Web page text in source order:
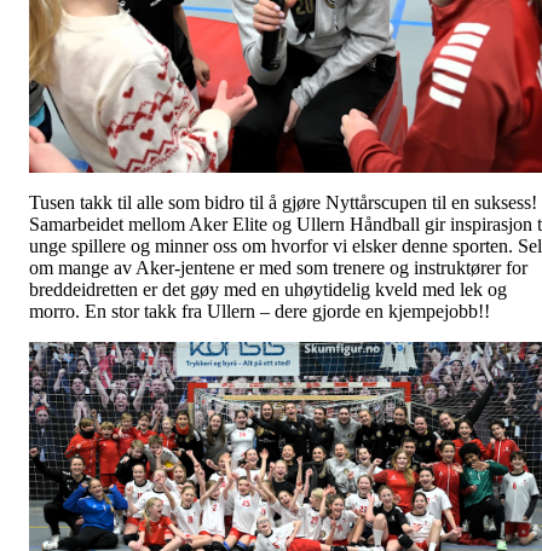
Tusen takk til alle som bidro til å gjøre Nyttårscupen til en suksess!
Samarbeidet mellom Aker Elite og Ullern Håndball gir inspirasjon
unge spillere og minner oss om hvorfor vi elsker denne sporten.
om mange av Aker-jentene er med som trenere og instruktører for
breddeidretten er det gøy med en uhøytidelig kveld med lek og
morro. En stor takk fra Ullern – dere gjorde en kjempejobb!!